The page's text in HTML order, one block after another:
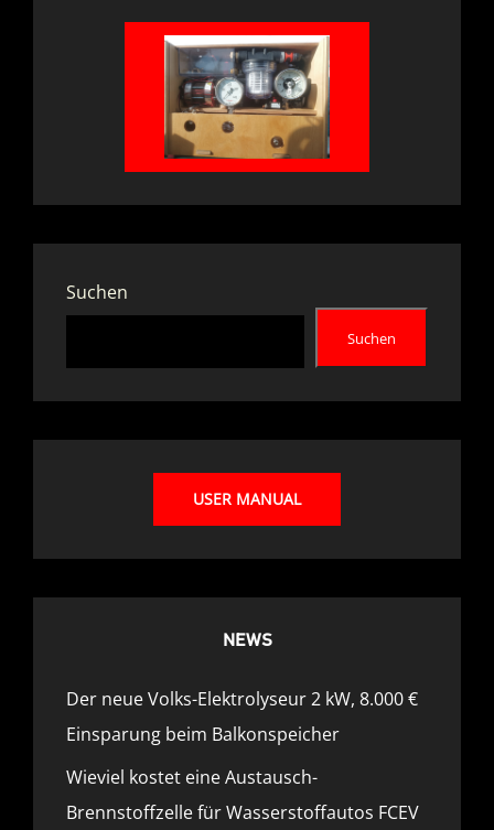
Suchen
Suchen
USER MANUAL
NEWS
Der neue Volks-Elektrolyseur 2 kW, 8.000 €
Einsparung beim Balkonspeicher
Wieviel kostet eine Austausch-
Brennstoffzelle für Wasserstoffautos FCEV